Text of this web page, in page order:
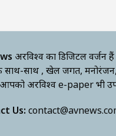
अक्षरविश्व का डिजिटल
साथ-साथ , खेल जगत,
अक्षरविश्व e-paper भी
Us: